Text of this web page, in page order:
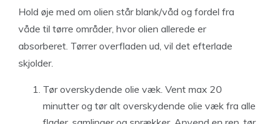
Hold øje med om olien står blank/våd og fordel fra
våde til tørre områder, hvor olien allerede er
absorberet. Tørrer overfladen ud, vil det efterlade
skjolder.
Tør overskydende olie væk. Vent max 20
minutter og tør alt overskydende olie væk fra alle